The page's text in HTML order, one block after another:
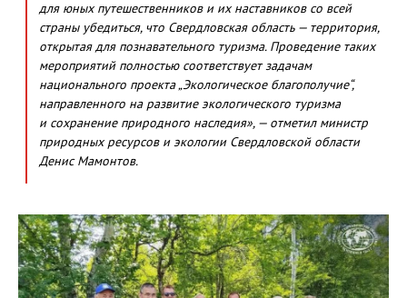
для юных путешественников и их наставников со всей
страны убедиться, что Свердловская область — территория,
открытая для познавательного туризма. Проведение таких
мероприятий полностью соответствует задачам
национального проекта „Экологическое благополучие“,
направленного на развитие экологического туризма
и сохранение природного наследия», — отметил министр
природных ресурсов и экологии Свердловской области
Денис Мамонтов.